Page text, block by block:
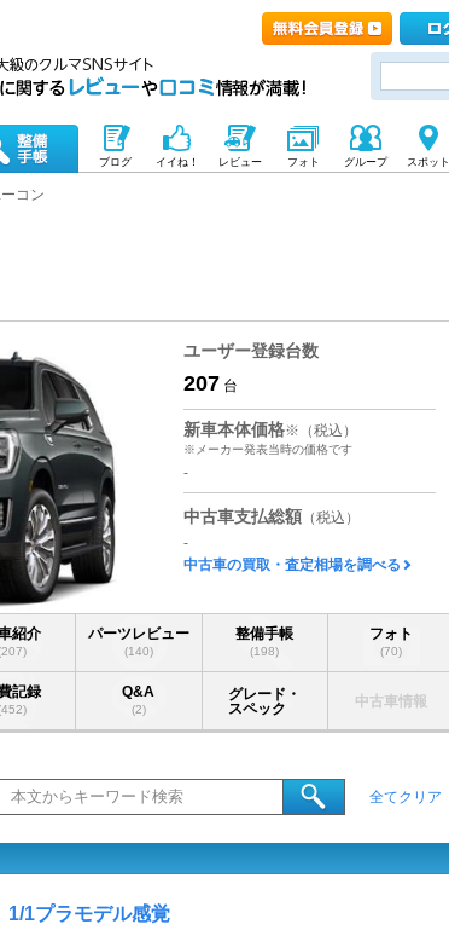
ブログ イイね！ レビュー フォト グループ スポット
コン
ユーザー登録台数
207 台
新車本体価格※（税込）
※メーカー発表当時の価格です
-
中古車支払総額 （税込）
-
中古車の買取・査定相場を調べる
紹介 パーツレビュー
(140)
整備手帳
(198)
フォト
(70)
記録 Q&A
(2)
グレード・
スペック
中古車情報
全てクリア
1/1プラモデル感覚